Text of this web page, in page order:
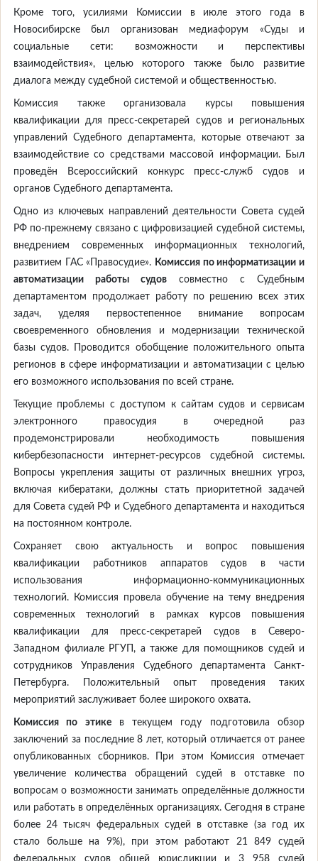
Кроме того, усилиями Комиссии в июле этого года в
Новосибирске был организован медиафорум «Суды и
социальные сети: возможности и перспективы
взаимодействия», целью которого также было развитие
диалога между судебной системой и общественностью.
Комиссия также организовала курсы повышения
квалификации для пресс-секретарей судов и региональных
управлений Судебного департамента, которые отвечают за
взаимодействие со средствами массовой информации. Был
проведён Всероссийский конкурс пресс-служб судов и
органов Судебного департамента.
Одно из ключевых направлений деятельности Совета судей
РФ по-прежнему связано с цифровизацией судебной системы,
внедрением современных информационных технологий,
развитием ГАС «Правосудие». Комиссия по информатизации и
автоматизации работы судов совместно с Судебным
департаментом продолжает работу по решению всех этих
задач, уделяя первостепенное внимание вопросам
своевременного обновления и модернизации технической
базы судов. Проводится обобщение положительного опыта
регионов в сфере информатизации и автоматизации с целью
его возможного использования по всей стране.
Текущие проблемы с доступом к сайтам судов и сервисам
электронного правосудия в очередной раз
продемонстрировали необходимость повышения
кибербезопасности интернет-ресурсов судебной системы.
Вопросы укрепления защиты от различных внешних угроз,
включая кибератаки, должны стать приоритетной задачей
для Совета судей РФ и Судебного департамента и находиться
на постоянном контроле.
Сохраняет свою актуальность и вопрос повышения
квалификации работников аппаратов судов в части
использования информационно-коммуникационных
технологий. Комиссия провела обучение на тему внедрения
современных технологий в рамках курсов повышения
квалификации для пресс-секретарей судов в Северо-
Западном филиале РГУП, а также для помощников судей и
сотрудников Управления Судебного департамента Санкт-
Петербурга. Положительный опыт проведения таких
мероприятий заслуживает более широкого охвата.
Комиссия по этикев текущем году подготовила обзор
заключений за последние 8 лет, который отличается от ранее
опубликованных сборников. При этом Комиссия отмечает
увеличение количества обращений судей в отставке по
вопросам о возможности занимать определённые должности
или работать в определённых организациях. Сегодня в стране
более 24 тысяч федеральных судей в отставке (за год их
стало больше на 9%), при этом работают 21 849 судей
федеральных судов общей юрисдикции и 3 958 судей